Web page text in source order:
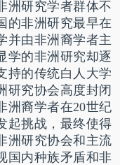
洲研究学者群体不
的非洲研究最早在
并由非洲裔学者主
学的非洲研究却逐
持的传统白人大学
研究协会高度封闭
洲裔学者在20世纪
起挑战，最终使得
洲研究协会和主流
国内种族矛盾和非